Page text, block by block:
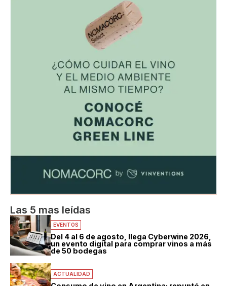
Las 5 mas leídas
EVENTOS
Del 4 al 6 de agosto, llega Cyberwine 2026,
un evento digital para comprar vinos a más
de 50 bodegas
ACTUALIDAD